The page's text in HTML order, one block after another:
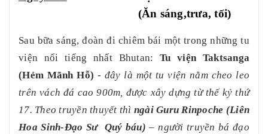
(Ăn sáng,trưa, tối)
Sau bữa sáng, đoàn đi chiêm bái một trong những tu
viện nổi tiếng nhất Bhutan: Tu viện Taktsanga
(Hẻm Mãnh Hỗ) - đây là một tu viện nằm cheo leo
trên vách đá cao 900m, được xây dựng từ thế kỷ thứ
17. Theo truyền thuyết thì ngài Guru Rinpoche (Liên
Hoa Sinh-Đạo Sư Quý báu) – người truyền bá đạo